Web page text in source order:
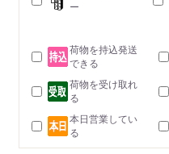
ー
荷物を持込発送
できる
荷物を受け取れ
る
本日営業してい
る